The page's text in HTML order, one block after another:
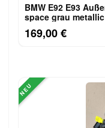
BMW E92 E93
space grau
169,00 €
NEU